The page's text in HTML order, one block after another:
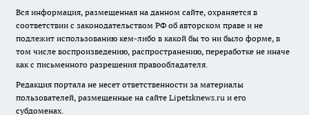
Вся информация, размещенная на данном сайте, охраняется в
соответствии с законодательством РФ об авторском праве и не
подлежит использованию кем-либо в какой бы то ни было форме, в
том числе воспроизведению, распространению, переработке не иначе
как с письменного разрешения правообладателя.
Редакция портала не несет ответственности за материалы
пользователей, размещенные на сайте Lipetsknews.ru и его
субдоменах.